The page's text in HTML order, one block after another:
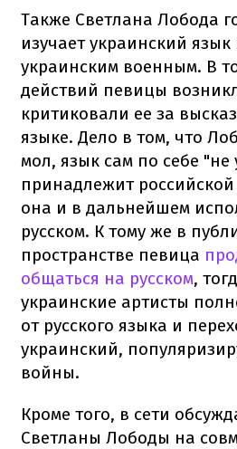
Также Светлана Лобода
изучает украинский
украинским военным. В
действий певицы
критиковали ее за
языке. Дело в том, что
мол, язык сам по себе "не
принадлежит
она и в дальнейшем
русском. К тому же в
пространстве певица
общаться на русском,
украинские артисты
от русского языка и
украинский,
войны.
Кроме того, в сети
Светланы Лободы на